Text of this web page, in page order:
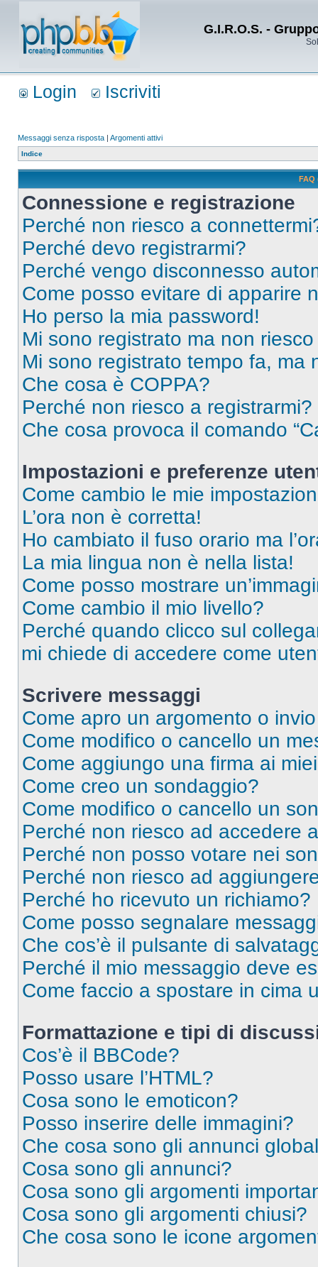
G.I.R.O.S. -
Login Iscriviti
Messaggi senza risposta | Argomenti attivi
Indice
FAQ
Connessione e registrazione
Perché non riesco a
Perché devo registrarmi?
Perché vengo disconnesso
Come posso evitare di apparire
Ho perso la mia password!
Mi sono registrato ma non
Mi sono registrato tempo fa, ma
Che cosa è COPPA?
Perché non riesco a registrarmi?
Che cosa provoca il comando
Impostazioni e preferenze
Come cambio le mie
L’ora non è corretta!
Ho cambiato il fuso orario ma
La mia lingua non è nella lista!
Come posso mostrare
Come cambio il mio livello?
Perché quando clicco sul
mi chiede di accedere come
Scrivere messaggi
Come apro un argomento o
Come modifico o cancello un
Come aggiungo una firma ai
Come creo un sondaggio?
Come modifico o cancello un
Perché non riesco ad accedere
Perché non posso votare nei
Perché non riesco ad
Perché ho ricevuto un richiamo?
Come posso segnalare
Che cos’è il pulsante di
Perché il mio messaggio deve
Come faccio a spostare in cima
Formattazione e tipi di
Cos’è il BBCode?
Posso usare l’HTML?
Cosa sono le emoticon?
Posso inserire delle immagini?
Che cosa sono gli annunci
Cosa sono gli annunci?
Cosa sono gli argomenti
Cosa sono gli argomenti chiusi?
Che cosa sono le icone